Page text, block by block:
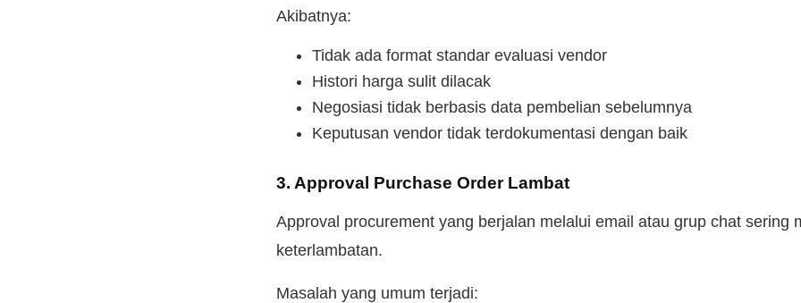
Akibatnya:
Tidak ada format standar evaluasi vendor
Histori harga sulit dilacak
Negosiasi tidak berbasis data pembelian sebelumnya
Keputusan vendor tidak terdokumentasi dengan baik
3. Approval Purchase Order Lambat
Approval procurement yang berjalan melalui email atau grup chat sering
keterlambatan.
Masalah yang umum terjadi: